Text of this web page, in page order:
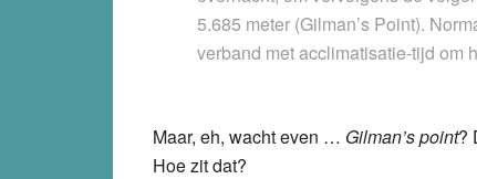
5.685 meter (Gilman’s Point).
verband met acclimatisatie-tijd om
Maar, eh, wacht even … Gilman’s point?
Hoe zit dat?